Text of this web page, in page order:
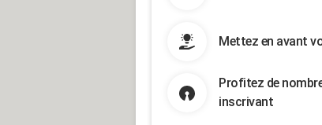
Mettez en avant
Profitez de
inscrivant